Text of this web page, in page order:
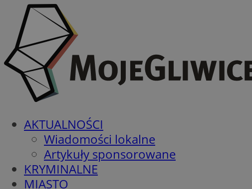
AKTUALNOŚCI
Wiadomości lokalne
Artykuły sponsorowane
KRYMINALNE
MIASTO